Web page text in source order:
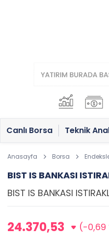
Canlı Borsa Teknik
Anasayfa Borsa
BIST IS BANKASI
24.370,53 (-0,69